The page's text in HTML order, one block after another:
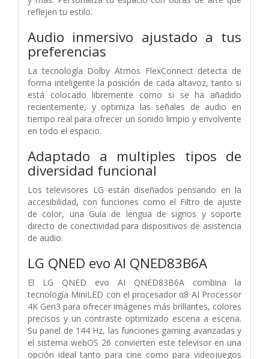
reflejen tu estilo.
Audio inmersivo ajustado a tus
preferencias
La tecnología Dolby Atmos FlexConnect detecta de
forma inteligente la posición de cada altavoz, tanto si
está colocado libremente como si se ha añadido
recientemente, y optimiza las señales de audio en
tiempo real para ofrecer un sonido limpio y envolvente
en todo el espacio.
Adaptado a multiples tipos de
diversidad funcional
Los televisores LG están diseñados pensando en la
accesibilidad, con funciones como el Filtro de ajuste
de color, una Guía de lengua de signos y soporte
directo de conectividad para dispositivos de asistencia
de audio.
LG QNED evo AI QNED83B6A
El LG QNED evo AI QNED83B6A combina la
tecnología MiniLED con el procesador α8 AI Processor
4K Gen3 para ofrecer imágenes más brillantes, colores
precisos y un contraste optimizado escena a escena.
Su panel de 144 Hz, las funciones gaming avanzadas y
el sistema webOS 26 convierten este televisor en una
opción ideal tanto para cine como para videojuegos